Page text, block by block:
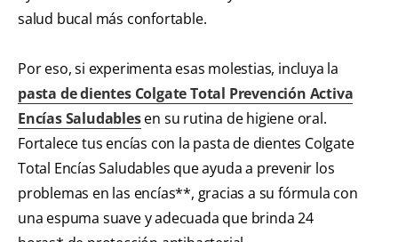
salud bucal más confortable.
Por eso, si experimenta esas molestias, incluya la
pasta de dientes Colgate Total Prevención Activa
Encías Saludablesen su rutina de higiene oral.
Fortalece tus encías con la pasta de dientes Colgate
Total Encías Saludables que ayuda a prevenir los
problemas en las encías**, gracias a su fórmula con
una espuma suave y adecuada que brinda 24